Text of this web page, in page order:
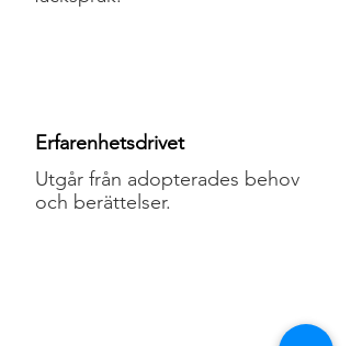
Erfarenhetsdrivet
Utgår från adopterades behov
och berättelser.